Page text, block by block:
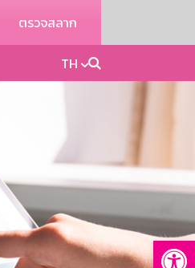
ตรวจสลาก
TH